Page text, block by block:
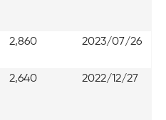
2,860 2023/07/26
2,640 2022/12/27